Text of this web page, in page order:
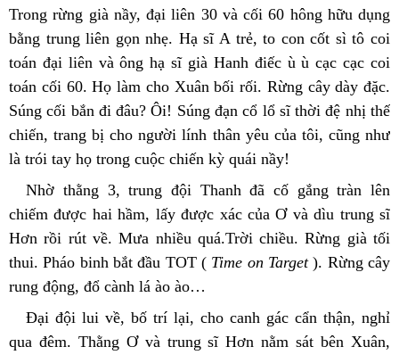
Trong rừng già nầy, đại liên 30 và cối 60 hông hữu dụng
bằng trung liên gọn nhẹ. Hạ sĩ A trẻ, to con cốt sì tô coi
toán đại liên và ông hạ sĩ già Hanh điếc ù ù cạc cạc coi
toán cối 60. Họ làm cho Xuân bối rối. Rừng cây dày đặc.
Súng cối bắn đi đâu? Ôi! Súng đạn cổ lổ sĩ thời đệ nhị thế
chiến, trang bị cho người lính thân yêu của tôi, cũng như
là trói tay họ trong cuộc chiến kỳ quái nầy!
Nhờ thằng 3, trung đội Thanh đã cố gắng tràn lên
chiếm được hai hầm, lấy được xác của Ơ và dìu trung sĩ
Hơn rồi rút về. Mưa nhiều quá.Trời chiều. Rừng già tối
thui. Pháo binh bắt đầu TOT ( Time on Target ). Rừng cây
rung động, đổ cành lá ào ào…
Đại đội lui về, bố trí lại, cho canh gác cẩn thận, nghỉ
qua đêm. Thằng Ơ và trung sĩ Hơn nằm sát bên Xuân,